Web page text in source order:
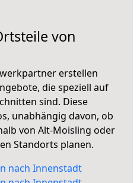
von
erstellen
die speziell auf
sind. Diese
unabhängig davon, ob
von Alt-Moisling oder
Standorts planen.
nach Innenstadt